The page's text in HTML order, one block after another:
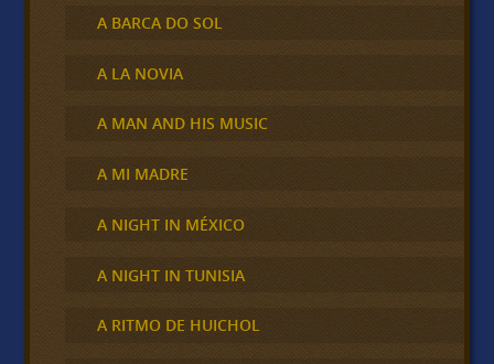
A BARCA DO SOL
A LA NOVIA
A MAN AND HIS MUSIC
A MI MADRE
A NIGHT IN MÉXICO
A NIGHT IN TUNISIA
A RITMO DE HUICHOL